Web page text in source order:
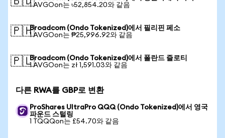
1 AVGOon는 ৳52,854.20와 같음
🇵🇭Broadcom (Ondo Tokenized)에서 필리핀 페소
1 AVGOon는 ₱25,996.92와 같음
🇵🇱Broadcom (Ondo Tokenized)에서 폴란드 즐로티
1 AVGOon는 zł 1,591.03와 같음
다른 RWA를 GBP로 변환
ProShares UltraPro QQQ (Ondo Tokenized)에서 영국
파운드 스털링
1 TQQQon는 £54.70와 같음